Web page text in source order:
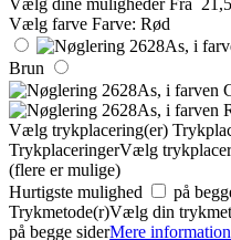
Vælg farve Farve: Rød
Brun
Vælg trykplacering(er)
TrykplaceringerVælg
(flere er mulige)
Hurtigste mulighed
på
Trykmetode(r)Vælg din
på begge siderMere